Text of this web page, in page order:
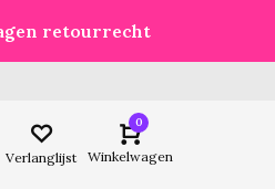
retourrecht
Verlanglijst
0
Winkelwagen